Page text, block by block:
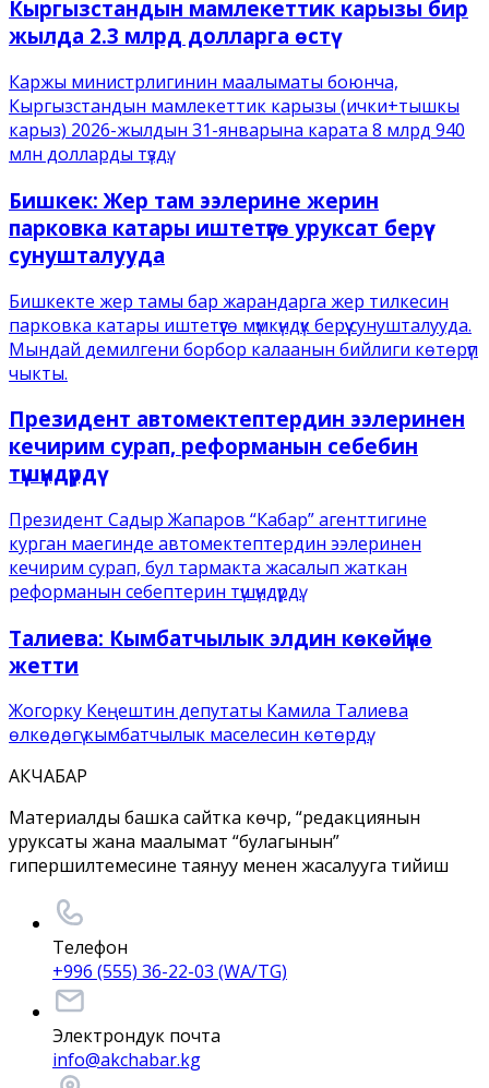
Кыргызстандын мамлекеттик карызы бир
жылда 2.3 млрд долларга өстү
Каржы министрлигинин маалыматы боюнча,
Кыргызстандын мамлекеттик карызы (ички+тышкы
карыз) 2026-жылдын 31-январына карата 8 млрд 940
млн долларды түздү.
Бишкек: Жер там ээлерине жерин
парковка катары иштетүүгө уруксат берүү
сунушталууда
Бишкекте жер тамы бар жарандарга жер тилкесин
парковка катары иштетүүгө мүмкүндүк берүү сунушталууда.
Мындай демилгени борбор калаанын бийлиги көтөрүп
чыкты.
Президент автомектептердин ээлеринен
кечирим сурап, реформанын себебин
түшүндүрдү
Президент Садыр Жапаров “Кабар” агенттигине
курган маегинде автомектептердин ээлеринен
кечирим сурап, бул тармакта жасалып жаткан
реформанын себептерин түшүндүрдү.
Талиева: Кымбатчылык элдин көкөйүнө
жетти
Жогорку Кеңештин депутаты Камила Талиева
өлкөдөгү кымбатчылык маселесин көтөрдү.
АКЧАБАР
Материалды башка сайтка көчүрүү, “редакциянын
уруксаты жана маалымат “булагынын”
гипершилтемесине таянуу менен жасалууга тийиш
Телефон
+996 (555) 36-22-03 (WA/TG)
Электрондук почта
info@akchabar.kg